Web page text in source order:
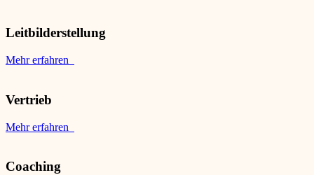
Leitbilderstellung
Mehr erfahren
Vertrieb
Mehr erfahren
Coaching